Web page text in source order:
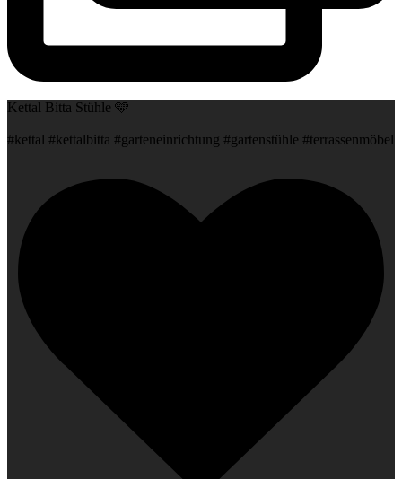
Kettal Bitta Stühle 🩵
#kettal #kettalbitta #garteneinrichtung #gartenstühle #terrassenmöbel